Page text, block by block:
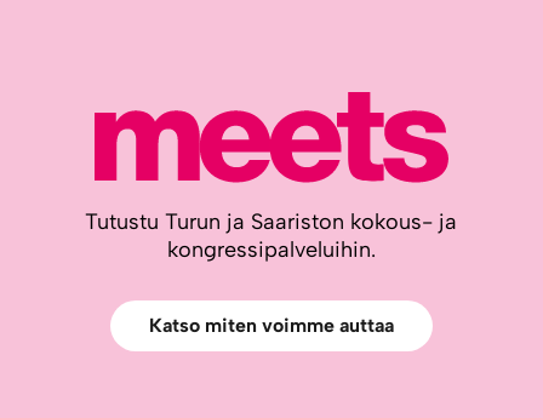
Tutustu Turun ja Saariston kokous- ja
kongressipalveluihin.
Katso miten voimme auttaa